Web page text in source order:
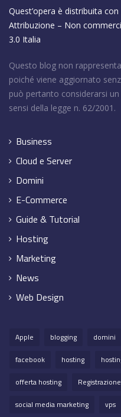
Quest’opera è distribuita con
Attribuzione – Non
3.0 Italia
Questo blog non
poiché viene aggiornato
può pertanto considerarsi
sensi della legge n. 62/2001.
Business
Cloud e Server
Domini
E-Commerce
Guide & Tutorial
Hosting
Marketing
News
Web Design
Apple blogging domini
facebook
hosting
offerta hosting
social media marketing
vps